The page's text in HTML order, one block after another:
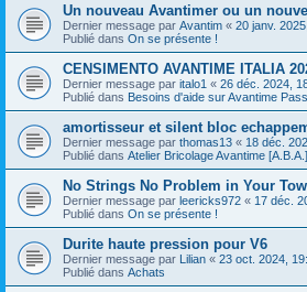
Un nouveau Avantimer ou un
Dernier message par Avantim « 20 janv.
Publié dans On se présente !
CENSIMENTO AVANTIME ITALIA
Dernier message par italo1 « 26 déc. 2024,
Publié dans Besoins d'aide sur Avantime
amortisseur et silent bloc
Dernier message par thomas13 « 18 déc.
Publié dans Atelier Bricolage Avantime [A.B.A.]
No Strings No Problem in Your
Dernier message par leericks972 « 17 déc.
Publié dans On se présente !
Durite haute pression pour V6
Dernier message par Lilian « 23 oct. 2024,
Publié dans Achats